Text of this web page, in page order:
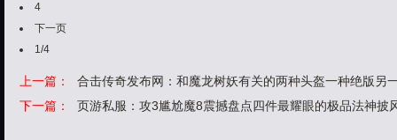
4
下一页
1/4
上一篇：
合击传奇发布网：和魔龙树妖有关的两种头盔一种绝版另
下一篇：
页游私服：攻3尴尬魔8震撼盘点四件最耀眼的极品法神披